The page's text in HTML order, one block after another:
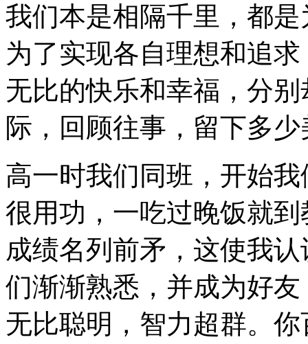
我们本是相隔千里，都
为了实现各自理想和追
无比的快乐和幸福，分
际，回顾往事，留下多
高一时我们同班，开始
很用功，一吃过晚饭就
成绩名列前矛，这使我
们渐渐熟悉，并成为好
无比聪明，智力超群。